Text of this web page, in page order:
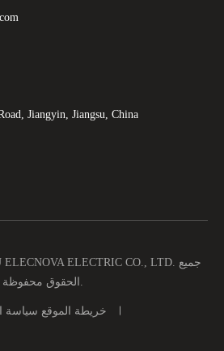
Jiangyin, Jiangsu, China
ELECNOVA ELECTRIC CO., LTD.
خريطة الموقع سياسة